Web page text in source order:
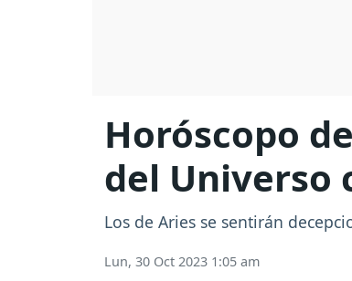
Horóscopo
del Universo
Los de Aries se sentirán
Lun, 30 Oct 2023 1:05 am